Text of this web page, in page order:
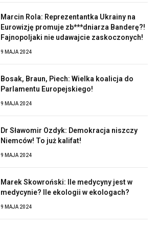
Marcin Rola: Reprezentantka Ukrainy na
Eurowizję promuje zb***dniarza Banderę?!
Fajnopoljaki nie udawajcie zaskoczonych!
9 MAJA 2024
Bosak, Braun, Piech: Wielka koalicja do
Parlamentu Europejskiego!
9 MAJA 2024
Dr Sławomir Ozdyk: Demokracja niszczy
Niemców! To już kalifat!
9 MAJA 2024
Marek Skowroński: Ile medycyny jest w
medycynie? Ile ekologii w ekologach?
9 MAJA 2024